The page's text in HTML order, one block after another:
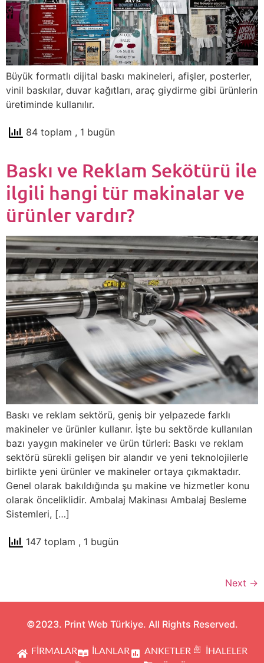
Büyük formatlı dijital baskı makineleri, afişler, posterler,
vinil baskılar, duvar kağıtları, araç giydirme gibi ürünlerin
üretiminde kullanılır.
84 toplam , 1 bugün
Baskı ve Reklam Sekötürü ile
ilgili hangi tür makinalar ve
ürünler vardır?
Baskı ve reklam sektörü, geniş bir yelpazede farklı
makineler ve ürünler kullanır. İşte bu sektörde kullanılan
bazı yaygın makineler ve ürün türleri: Baskı ve reklam
sektörü sürekli gelişen bir alandır ve yeni teknolojilerle
birlikte yeni ürünler ve makineler ortaya çıkmaktadır.
Genel olarak bakıldığında şu makine ve hizmetler konu
olarak önceliklidir. Ambalaj Makinası Ambalaj Besleme
Sistemleri, […]
147 toplam , 1 bugün
Next →
©2023. Print Web Türkiye. All Rights Reserved.
FİRMALAR İLANLAR ANKETLER
İHALELER